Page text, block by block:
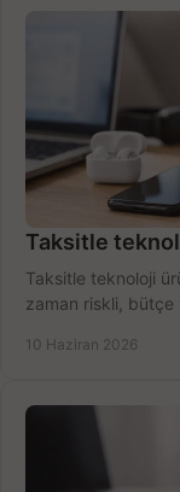
Taksitle
Taksitle teknoloji
zaman riskli, bütçe
10 Haziran 2026